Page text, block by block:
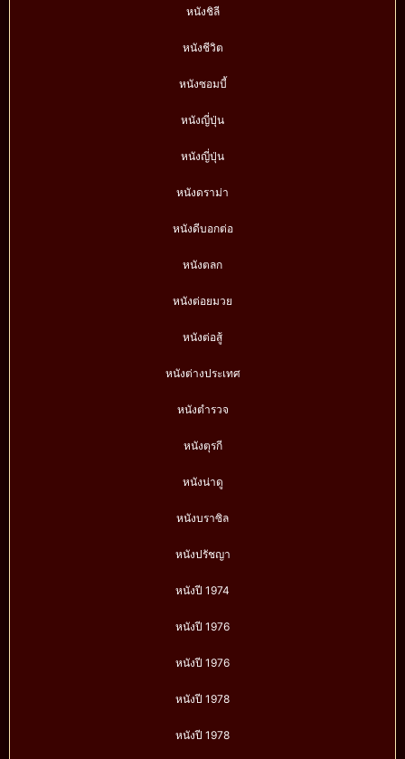
หนังชิลี
หนังชีวิต
หนังซอมบี้
หนังญี่ปุ่น
หนังญี่ปุ่น
หนังดราม่า
หนังดีบอกต่อ
หนังตลก
หนังต่อยมวย
หนังต่อสู้
หนังต่างประเทศ
หนังตำรวจ
หนังตุรกี
หนังน่าดู
หนังบราซิล
หนังปรัชญา
หนังปี 1974
หนังปี 1976
หนังปี 1976
หนังปี 1978
หนังปี 1978